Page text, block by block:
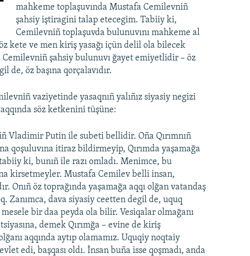
mahkeme toplaşuvında Mustafa Cemilevniñ
şahsiy iştiragini talap etecegim. Tabiiy ki,
Cemilevniñ toplaşuvda bulunuvını mahkeme al
kete ve men kiriş yasağı içün delil ola bilecek
şahsiy bulunuvı ğayet emiyetlidir – öz
de, öz başına qorçalavıdır.
vaziyetinde yasaqnıñ yalıñız siyasiy negizi
söz ketkenini tüşüne:
Vladimir Putin ile subeti bellidir. Oña Qırımnıñ
qoşuluvına itiraz bildirmeyip, Qırımda yaşamağa
ki, bunıñ ile razı omladı. Menimce, bu
kirsetmeyler. Mustafa Cemilev belli insan,
Onıñ öz toprağında yaşamağa aqqı olğan vatandaş
Zanımca, dava siyasiy ceetten degil de, uquq
bir daa peyda ola bilir. Vesiqalar olmağanı
demek Qırımğa – evine de kiriş
aqqında aytıp olamamız. Uquqiy noqtaiy
edi, başqası oldı. İnsan buña isse qoşmadı, anda